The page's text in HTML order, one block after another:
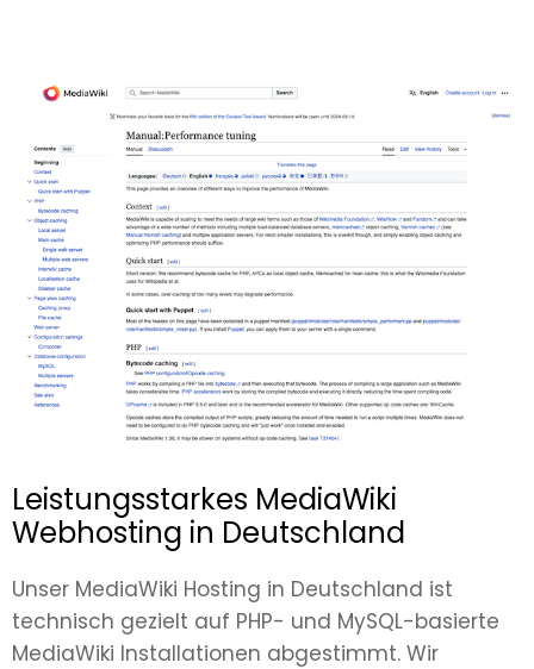
Leistungsstarkes MediaWiki
Webhosting in Deutschland
Unser MediaWiki Hosting in Deutschland ist
technisch gezielt auf PHP- und MySQL-basierte
MediaWiki Installationen abgestimmt. Wir